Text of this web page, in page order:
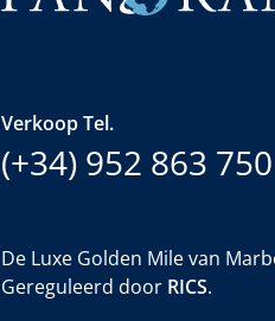
Verkoop Tel.
(+34) 952 863 750
De Luxe Golden Mile van
Gereguleerd door RICS.